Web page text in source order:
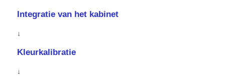
Integratie van het kabinet
↓
Kleurkalibratie
↓